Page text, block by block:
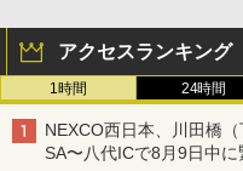
アクセスランキング
1時間 24時間
NEXCO西日本、川田橋
SA〜八代ICで8月9日中